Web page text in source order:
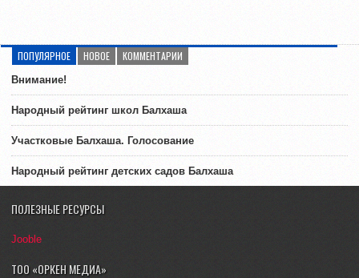
ПОПУЛЯРНОЕ НОВОЕ КОММЕНТАРИИ
Внимание!
Народный рейтинг школ Балхаша
Участковые Балхаша. Голосование
Народный рейтинг детских садов Балхаша
ПОЛЕЗНЫЕ РЕСУРСЫ
Jooble
ТОО «ОРКЕН МЕДИА»